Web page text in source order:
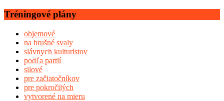
Tréningové plány
objemové
na brušné svaly
slávnych kulturistov
podľa partií
silové
pre začiatočníkov
pre pokročilých
vytvorené na mieru